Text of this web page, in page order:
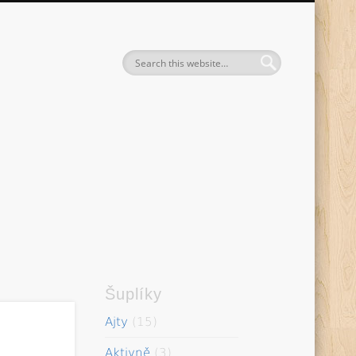
Šuplíky
Ajty (15)
Aktivně (3)